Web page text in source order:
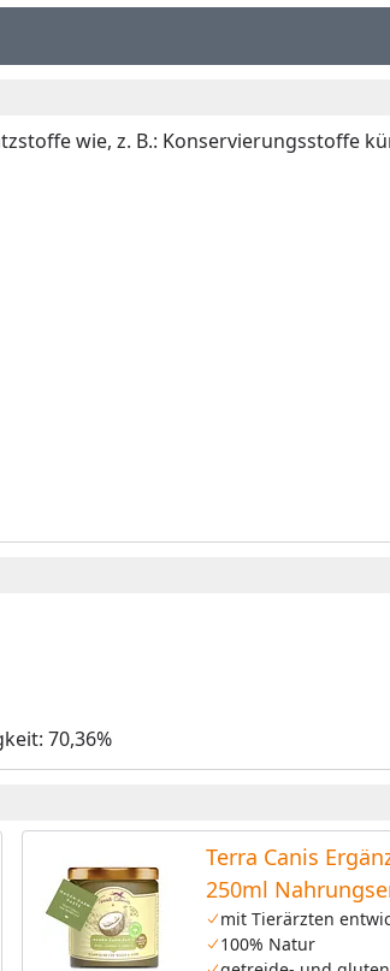
wie, z. B.: Konservierungsstoffe
70,36%
Terra Canis
250ml
Hunde
mit Tierärzten
100% Natur